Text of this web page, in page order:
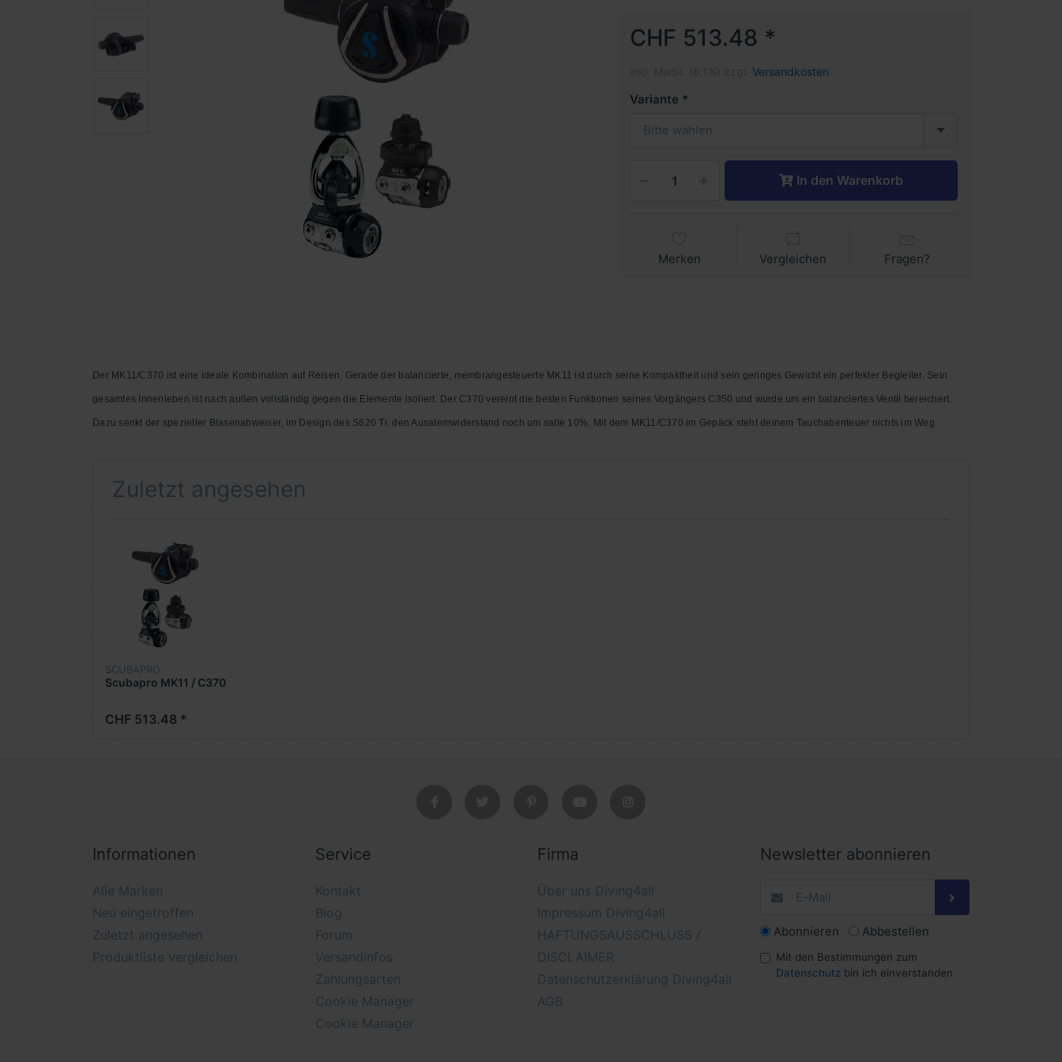
CHF 513.48 *
Versandkosten
Variante
Bitte wählen
In den Warenkorb
Merken Vergleichen Fragen?
Der MK11/C370 ist eine ideale Kombination auf Reisen. Gerade der balancierte, membrangesteuerte MK11 ist durch seine Kompaktheit und sein geringes Gewicht ein perfekter Begleiter. Sein
gesamtes Innenleben ist nach außen vollständig gegen die Elemente isoliert. Der C370 vereint die besten Funktionen seines Vorgängers C350 und wurde um ein balanciertes Ventil bereichert.
Dazu senkt der spezieller Blasenabweiser, im Design des S620 Ti, den Ausatemwiderstand noch um satte 10%. Mit dem MK11/C370 im Gepäck steht deinem Tauchabenteuer nichts im Weg.
Zuletzt angesehen
SCUBAPRO
Scubapro MK11 / C370
CHF 513.48 *
Informationen
Alle Marken
Neu eingetroffen
Zuletzt angesehen
Produktliste vergleichen
Service
Kontakt
Blog
Forum
Versandinfos
Zahlungsarten
Cookie Manager
Cookie Manager
Firma
Über uns Diving4all
Impressum Diving4all
HAFTUNGSAUSSCHLUSS /
DISCLAIMER
Datenschutzerklärung Diving4all
AGB
Newsletter abonnieren
Abonnieren Abbestellen
Mit den Bestimmungen zum
Datenschutz bin ich einverstanden